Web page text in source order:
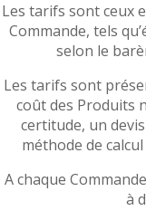
Les tarifs sont ceux
Commande, tels
selon le
Les tarifs sont
coût des Produits
certitude, un
méthode de
A chaque
à